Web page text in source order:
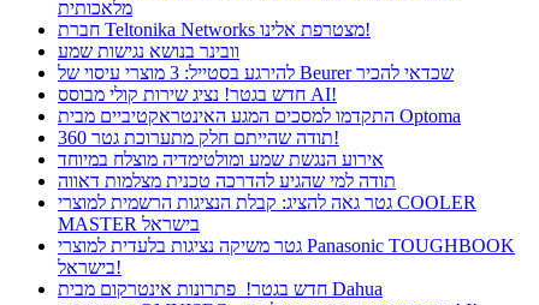
מלאכותית
חברת Teltonika Networks מצטרפת אלינו!
וובינר בנושא נגישות שמע
להירגע בסטייל: 3 מוצרי עיסוי של Beurer שכדאי להכיר
חדש בגטר! נציג שירות קולי מבוסס AI!
התקדמו למסכים המגע האינטראקטיביים מבית Optoma
תודה שהייתם חלק מתערוכת גטר 360!
אירוע הנגשת שמע ומולטימדיה מוצלח במיוחד
תודה למי שהגיע להדרכה טכנית מצלמות דאווה
גטר גאה להציג: קבלת הנציגות הרשמית למוצרי COOLER
MASTER בישראל
גטר משיקה נציגות בלעדית למוצרי Panasonic TOUGHBOOK
בישראל!
חדש בגטר! פתרונות אינטרקום מבית Dahua